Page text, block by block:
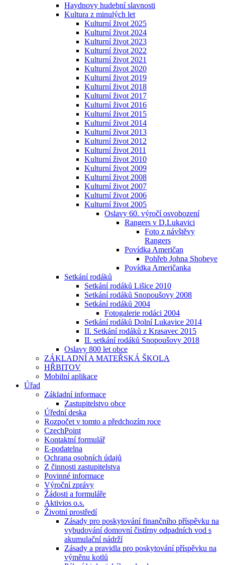
Haydnovy hudební slavnosti
Kultura z minulých let
Kulturní život 2025
Kulturní život 2024
Kulturní život 2023
Kulturní život 2022
Kulturní život 2021
Kulturní život 2020
Kulturní život 2019
Kulturní život 2018
Kulturní život 2017
Kulturní život 2016
Kulturní život 2015
Kulturní život 2014
Kulturní život 2013
Kulturní život 2012
Kulturní život 2011
Kulturní život 2010
Kulturní život 2009
Kulturní život 2008
Kulturní život 2007
Kulturní život 2006
Kulturní život 2005
Oslavy 60. výročí osvobození
Rangers v D.Lukavici
Foto z návštěvy
Rangers
Povídka Američan
Pohřeb Johna Shobeye
Povídka Američanka
Setkání rodáků
Setkání rodáků Lišice 2010
Setkání rodáků Snopoušovy 2008
Setkání rodáků 2004
Fotogalerie rodáci 2004
Setkání rodáků Dolní Lukavice 2014
II. Setkání rodáků z Krasavec 2015
II. setkání rodáků Snopoušovy 2018
Oslavy 800 let obce
ZÁKLADNÍ A MATEŘSKÁ ŠKOLA
HŘBITOV
Mobilní aplikace
Úřad
Základní informace
Zastupitelstvo obce
Úřední deska
Rozpočet v tomto a předchozím roce
CzechPoint
Kontaktní formulář
E-podatelna
Ochrana osobních údajů
Z činnosti zastupitelstva
Povinné informace
Výroční zprávy
Žádosti a formuláře
Aktivios o.s.
Životní prostředí
Zásady pro poskytování finančního příspěvku na
vybudování domovní čistírny odpadních vod s
akumulační nádrží
Zásady a pravidla pro poskytování příspěvku na
výměnu kotlů